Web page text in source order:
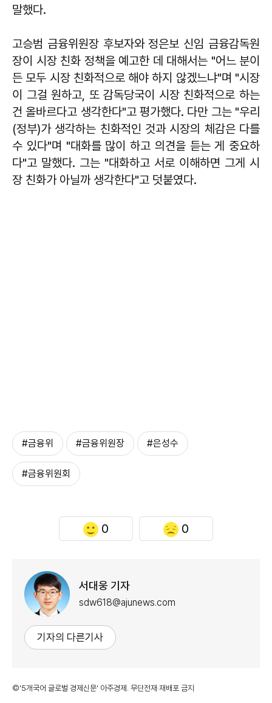
말했다.
고승범 금융위원장 후보자와 정은보 신임 금융감독원
장이 시장 친화 정책을 예고한 데 대해서는 "어느 분이
든 모두 시장 친화적으로 해야 하지 않겠느냐"며 "시장
이 그걸 원하고, 또 감독당국이 시장 친화적으로 하는
건 올바르다고 생각한다"고 평가했다. 다만 그는 "우리
(정부)가 생각하는 친화적인 것과 시장의 체감은 다를
수 있다"며 "대화를 많이 하고 의견을 듣는 게 중요하
다"고 말했다. 그는 "대화하고 서로 이해하면 그게 시
장 친화가 아닐까 생각한다"고 덧붙였다.
#금융위 #금융위원장 #은성수
#금융위원회
0 0
서대웅 기자
sdw618@ajunews.com
기자의 다른기사
©'5개국어 글로벌 경제신문' 아주경제. 무단전재·재배포 금지